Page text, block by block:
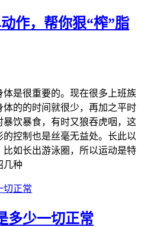
作，帮你狠“榨”脂
是很重要的。现在很多上班族
的的时间就很少，再加之平时
饮暴食，有时又狼吞虎咽，这
控制也是丝毫无益处。长此以
如长出游泳圈，所以运动是特
几种
多少一切正常